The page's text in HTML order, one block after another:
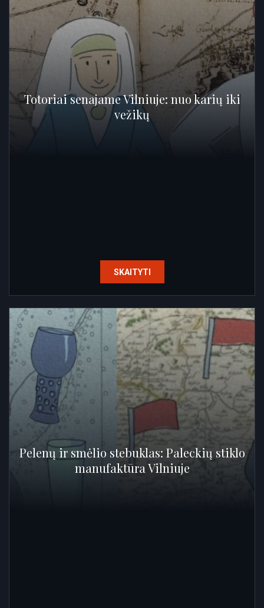
Totoriai senajame Vilniuje: nuo karių iki
vežikų
SKAITYTI
Pelenų ir smėlio stebuklas: Paleckių stiklo
manufaktūra Vilniuje